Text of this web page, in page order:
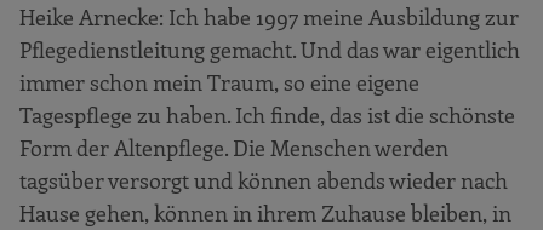
Heike Arnecke: Ich habe 1997 meine Ausbildung zur
Pflegedienstleitung gemacht. Und das war eigentlich
immer schon mein Traum, so eine eigene
Tagespflege zu haben. Ich finde, das ist die schönste
Form der Altenpflege. Die Menschen werden
tagsüber versorgt und können abends wieder nach
Hause gehen, können in ihrem Zuhause bleiben, in